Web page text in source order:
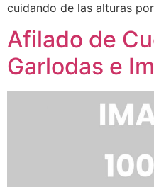
cuidando de las alturas
Afilado de
Garlodas e